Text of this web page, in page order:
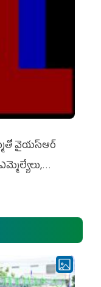
వైయ‌స్ఆర్